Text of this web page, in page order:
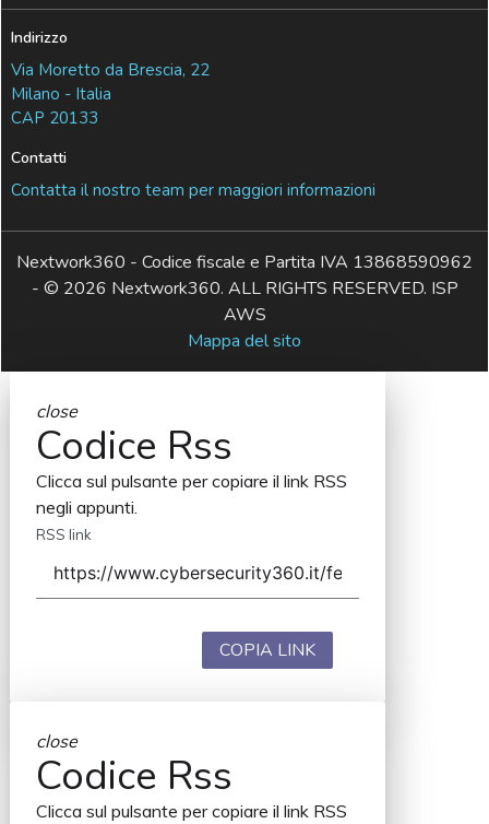
Indirizzo
Via Moretto da Brescia, 22
Milano - Italia
CAP 20133
Contatti
Contatta il nostro team per maggiori informazioni
Nextwork360 - Codice fiscale e Partita IVA 13868590962
- © 2026 Nextwork360. ALL RIGHTS RESERVED. ISP
AWS
Mappa del sito
close
Codice Rss
Clicca sul pulsante per copiare il link RSS
negli appunti.
RSS link
COPIA LINK
close
Codice Rss
Clicca sul pulsante per copiare il link RSS